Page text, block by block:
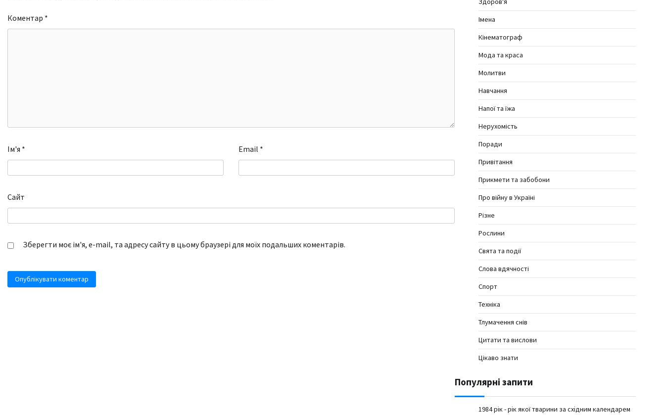
Коментар *
Ім'я * Email *
Сайт
Зберегти моє ім'я, e-mail, та адресу сайту в цьому браузері для моїх подальших коментарів.
Імена
Кінематограф
Мода та краса
Молитви
Навчання
Напої та їжа
Нерухомість
Поради
Привітання
Прикмети та забобони
Про війну в Україні
Різне
Рослини
Свята та події
Слова вдячності
Спорт
Техніка
Тлумачення снів
Цитати та вислови
Цікаво знати
Популярні запити
1984 рік - рік якої тварини за східним календарем